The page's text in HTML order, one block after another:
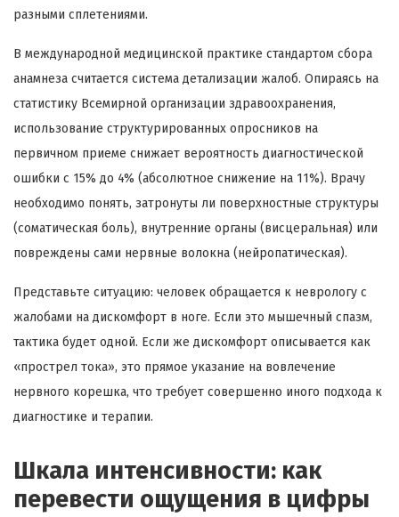
разными сплетениями.
В международной медицинской практике стандартом сбора
анамнеза считается система детализации жалоб. Опираясь на
статистику Всемирной организации здравоохранения,
использование структурированных опросников на
первичном приеме снижает вероятность диагностической
ошибки с 15% до 4% (абсолютное снижение на 11%). Врачу
необходимо понять, затронуты ли поверхностные структуры
(соматическая боль), внутренние органы (висцеральная) или
повреждены сами нервные волокна (нейропатическая).
Представьте ситуацию: человек обращается к неврологу с
жалобами на дискомфорт в ноге. Если это мышечный спазм,
тактика будет одной. Если же дискомфорт описывается как
«прострел тока», это прямое указание на вовлечение
нервного корешка, что требует совершенно иного подхода к
диагностике и терапии.
Шкала интенсивности: как
перевести ощущения в цифры